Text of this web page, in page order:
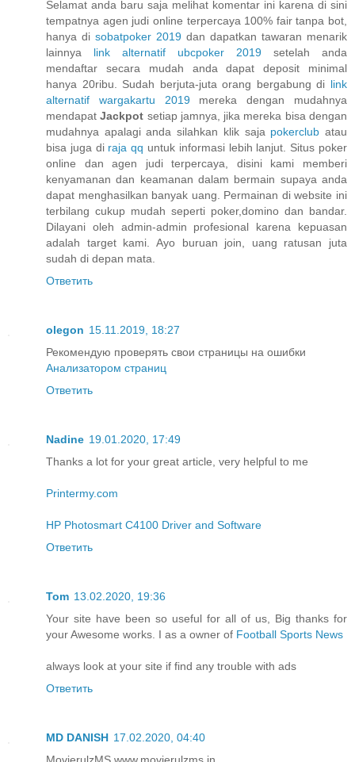
Selamat anda baru saja melihat komentar ini karena di sini
tempatnya agen judi online terpercaya 100% fair tanpa bot,
hanya di sobatpoker 2019 dan dapatkan tawaran menarik
lainnya link alternatif ubcpoker 2019 setelah anda
mendaftar secara mudah anda dapat deposit minimal
hanya 20ribu. Sudah berjuta-juta orang bergabung di link
alternatif wargakartu 2019mereka dengan mudahnya
mendapatJackpot setiap jamnya, jika mereka bisa dengan
mudahnya apalagi anda silahkan klik saja pokerclub atau
bisa juga di raja qq untuk informasi lebih lanjut. Situs poker
online dan agen judi terpercaya, disini kami memberi
kenyamanan dan keamanan dalam bermain supaya anda
dapat menghasilkan banyak uang. Permainan di website ini
terbilang cukup mudah seperti poker,domino dan bandar.
Dilayani oleh admin-admin profesional karena kepuasan
adalah target kami. Ayo buruan join, uang ratusan juta
sudah di depan mata.
Ответить
olegon 15.11.2019, 18:27
Рекомендую проверять свои страницы на ошибки
Анализатором страниц
Ответить
Nadine 19.01.2020, 17:49
Thanks a lot for your great article, very helpful to me
Printermy.com
HP Photosmart C4100 Driver and Software
Ответить
Tom 13.02.2020, 19:36
Your site have been so useful for all of us, Big thanks for
your Awesome works. I as a owner of Football Sports News
always look at your site if find any trouble with ads
Ответить
MD DANISH 17.02.2020, 04:40
MovierulzMS www.movierulzms.in